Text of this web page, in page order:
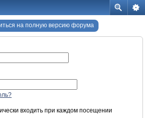
на полную версию форума
входить при каждом посещении